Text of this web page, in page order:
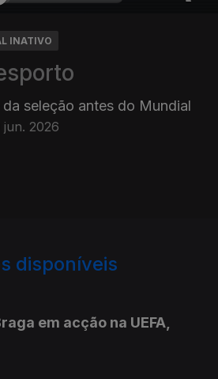
INATIVO
seleção antes do Mundial
jun. 2026
disponíveis
em acção na UEFA,